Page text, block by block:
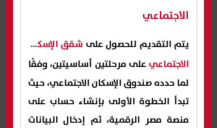
الاجتماعي
يتم التقديم للحصول على شقق الإسكان
الاجتماعي على مرحلتين أساسيتين، وفقًا
لما حدده صندوق الإسكان الاجتماعي، حيث
تبدأ الخطوة الأولى بإنشاء حساب على
منصة مصر الرقمية، ثم إدخال البيانات